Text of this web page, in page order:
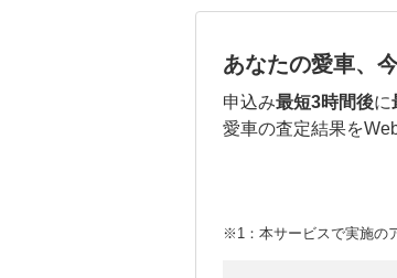
あなたの愛車、
申込み最短3時間後に
愛車の査定結果を
※1：本サービスで実施の